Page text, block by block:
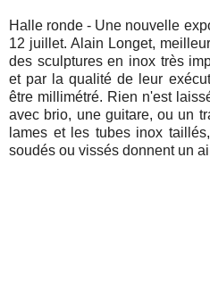
Halle ronde - Une nouvelle
12 juillet. Alain Longet,
des sculptures en inox très
et par la qualité de leur
être millimétré. Rien n'est
avec brio, une guitare, ou un
lames et les tubes inox
soudés ou vissés donnent un